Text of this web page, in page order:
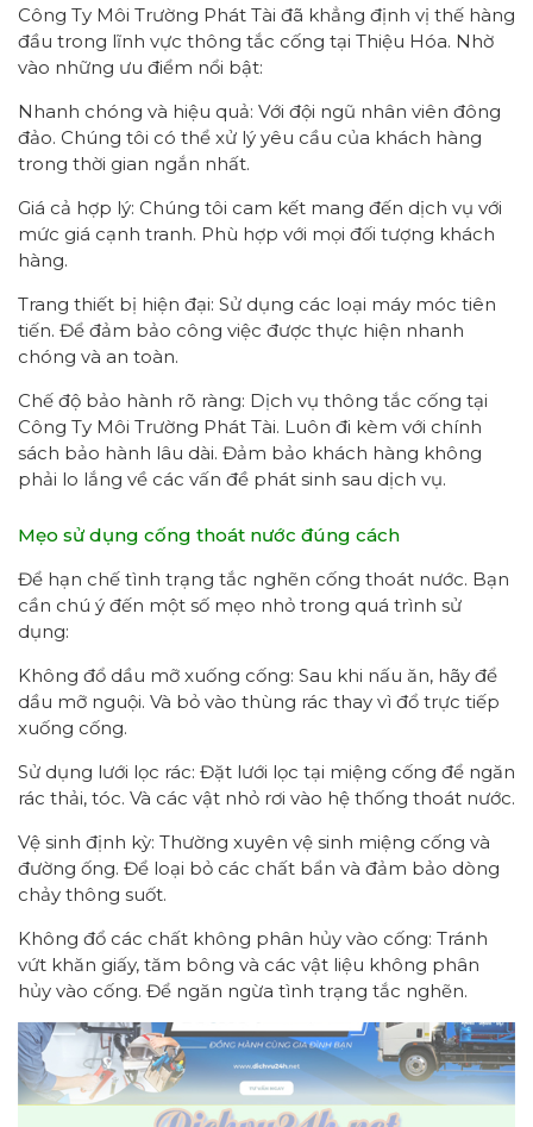
Công Ty Môi Trường Phát Tài đã khẳng định vị thế hàng
đầu trong lĩnh vực thông tắc cống tại Thiệu Hóa. Nhờ
vào những ưu điểm nổi bật:
Nhanh chóng và hiệu quả: Với đội ngũ nhân viên đông
đảo. Chúng tôi có thể xử lý yêu cầu của khách hàng
trong thời gian ngắn nhất.
Giá cả hợp lý: Chúng tôi cam kết mang đến dịch vụ với
mức giá cạnh tranh. Phù hợp với mọi đối tượng khách
hàng.
Trang thiết bị hiện đại: Sử dụng các loại máy móc tiên
tiến. Để đảm bảo công việc được thực hiện nhanh
chóng và an toàn.
Chế độ bảo hành rõ ràng: Dịch vụ thông tắc cống tại
Công Ty Môi Trường Phát Tài. Luôn đi kèm với chính
sách bảo hành lâu dài. Đảm bảo khách hàng không
phải lo lắng về các vấn đề phát sinh sau dịch vụ.
Mẹo sử dụng cống thoát nước đúng cách
Để hạn chế tình trạng tắc nghẽn cống thoát nước. Bạn
cần chú ý đến một số mẹo nhỏ trong quá trình sử
dụng:
Không đổ dầu mỡ xuống cống: Sau khi nấu ăn, hãy để
dầu mỡ nguội. Và bỏ vào thùng rác thay vì đổ trực tiếp
xuống cống.
Sử dụng lưới lọc rác: Đặt lưới lọc tại miệng cống để ngăn
rác thải, tóc. Và các vật nhỏ rơi vào hệ thống thoát nước.
Vệ sinh định kỳ: Thường xuyên vệ sinh miệng cống và
đường ống. Để loại bỏ các chất bẩn và đảm bảo dòng
chảy thông suốt.
Không đổ các chất không phân hủy vào cống: Tránh
vứt khăn giấy, tăm bông và các vật liệu không phân
hủy vào cống. Để ngăn ngừa tình trạng tắc nghẽn.